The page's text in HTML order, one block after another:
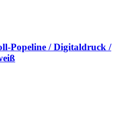
Popeline / Digitaldruck /